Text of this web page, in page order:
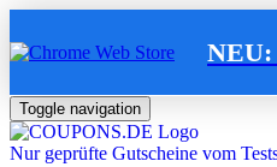
NEU:
Toggle navigation
Nur geprüfte Gutscheine vom